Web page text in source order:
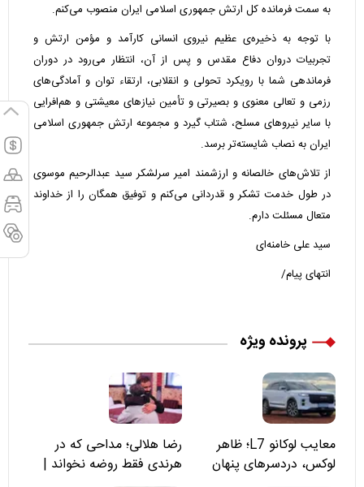
به سمت فرمانده کل ارتش جمهوری اسلامی ایران منصوب می‌کنم.
با توجه به ذخیره‌ی عظیم نیروی انسانی کارآمد و مؤمن ارتش و
تجربیات دروان دفاع مقدس و پس از آن، انتظار می‌رود در دوران
فرماندهی شما با رویکرد تحولی و انقلابی، ارتقاء توان و آمادگی‌های
رزمی و تعالی معنوی و بصیرتی و تأمین نیازهای معیشتی و هم‌افرایی
با سایر نیروهای مسلح، شتاب گیرد و مجموعه ارتش جمهوری اسلامی
ایران به نصاب شایسته‌تر برسد.
از تلاش‌های خالصانه و ارزشمند امیر سرلشکر سید عبدالرحیم موسوی
در طول خدمت تشکر و قدردانی می‌کنم و توفیق همگان را از خداوند
متعال مسئلت دارم.
سید علی خامنه‌ای
انتهای پیام/
پرونده ویژه
معایب لوکانو L7؛ ظاهر
لوکس، دردسرهای پنهان
رضا هلالی؛ مداحی که در
هرندی فقط روضه نخواند |